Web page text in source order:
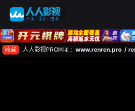
收藏 人人影视PRO网址： www.renren.pro /